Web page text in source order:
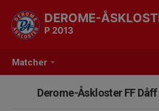
Matcher
DEROME-
P 2013
Derome-Åskloster FF Dåff